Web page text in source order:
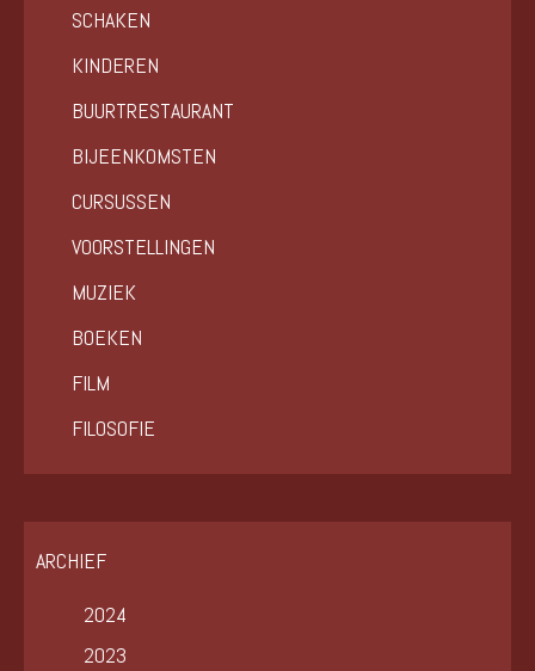
SCHAKEN
KINDEREN
BUURTRESTAURANT
BIJEENKOMSTEN
CURSUSSEN
VOORSTELLINGEN
MUZIEK
BOEKEN
FILM
FILOSOFIE
ARCHIEF
2024
2023